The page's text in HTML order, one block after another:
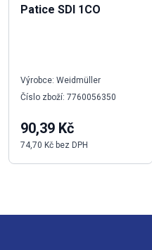
Patice SDI 1CO
Výrobce: Weidmüller
Číslo zboží: 7760056350
90,39 Kč
74,70 Kč bez DPH